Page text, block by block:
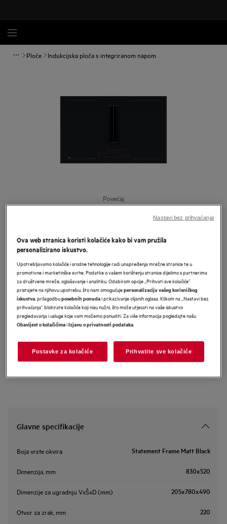
Ploče Indukcijska ploča s integriranom napom
Povećaj
NCP84C01AZ
AEG 6000 Bridge ugradbena
indukcijska ploča s integriranom
napom 83 cm
Informacijski list proizvoda
Sigurnosne upute i sigurnosna upozorenja prema EU regulativi
2023/988 navedeni su u poglavljima 1 i 2 korisničkog priručnika.
Za sigurno korištenje proizvoda pročitajte cijeli korisnički
Glavne specifikacije
Boja vrste okvira Statement Frame Matt Black
Dimenzija, mm 830x520
Dimenzije za ugradnju VxŠxD (mm) 205x780x490
Otvor za zrak, mm 220
Ova web stranica koristi kolačiće kako bi vam pružila
personalizirano iskustvo.
Upotrebljavamo kolačiće i srodne tehnologije radi unapređenja mrežne stranice te u
promotivne i marketinške svrhe. Podatke o vašem korištenju stranice dijelimo s partnerima
za društvene mreže, oglašavanje i analitiku. Odabirom opcije „Prihvati sve kolačiće”
pristajete na njihovu upotrebu, što nam omogućujepersonalizaciju vašeg korisničkog
iskustva, prilagodbuposebnih ponudai prikazivanje ciljanih oglasa. Klikom na „Nastavi bez
prihvaćanja” blokirate kolačiće koji nisu nužni, što može utjecati na vaše iskustvo
pregledavanja i usluge koje vam možemo ponuditi. Za više informacija pogledajte našu
Obavijest o kolačićimaiIzjavu o privatnosti podataka.
Postavke za kolačiće Prihvatite sve kolačiće
Nastavi bez prihvaćanja